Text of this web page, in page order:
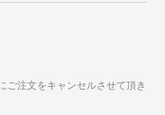
ご注文をキャンセルさせて頂き